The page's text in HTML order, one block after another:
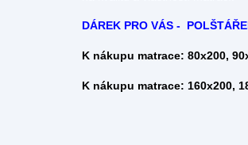
DÁREK PRO VÁS -
K nákupu matrace: 80x200,
K nákupu matrace: 160x200,